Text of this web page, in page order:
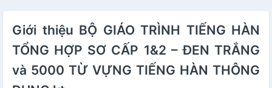
Bookmark Green
Giới thiệu BỘ GIÁO TRÌNH TIẾNG HÀN
TỔNG HỢP SƠ CẤP 1&2 – ĐEN TRẮNG
và 5000 TỪ VỰNG TIẾNG HÀN THÔNG